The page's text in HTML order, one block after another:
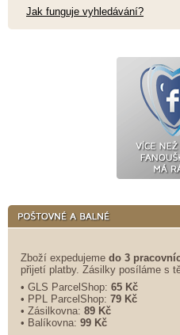
Jak funguje vyhledávání?
Zboží expedujeme do 3
přijetí platby. Zásilky posíláme s
• GLS ParcelShop: 65 Kč
• PPL ParcelShop: 79 Kč
• Zásilkovna: 89 Kč
• Balíkovna: 99 Kč